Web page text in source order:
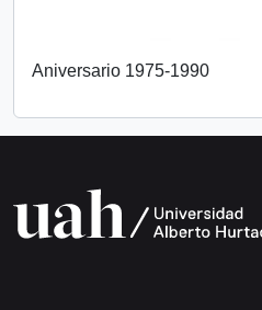
Aniversario 1975-1990